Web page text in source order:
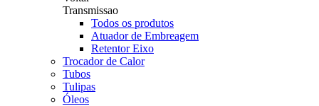
Transmissao
Todos os produtos
Atuador de Embreagem
Retentor Eixo
Trocador de Calor
Tubos
Tulipas
Óleos